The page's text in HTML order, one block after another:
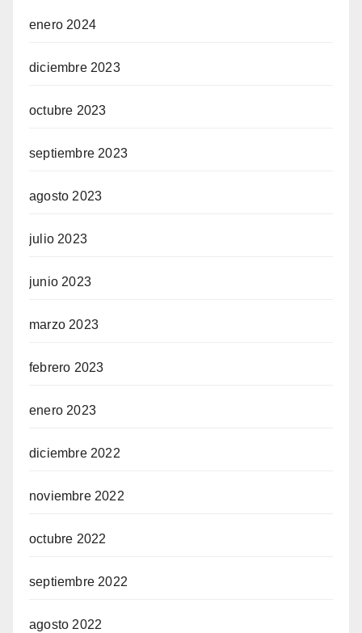
enero 2024
diciembre 2023
octubre 2023
septiembre 2023
agosto 2023
julio 2023
junio 2023
marzo 2023
febrero 2023
enero 2023
diciembre 2022
noviembre 2022
octubre 2022
septiembre 2022
agosto 2022